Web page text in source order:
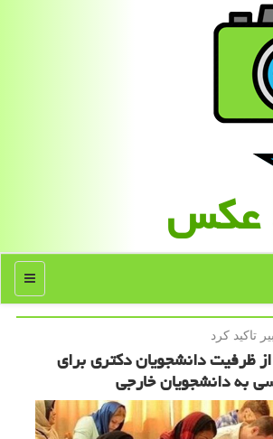
عكس
منو
تاكید كرد
ظرفیت دانشجویان دکتری برای
به دانشجویان خارجی